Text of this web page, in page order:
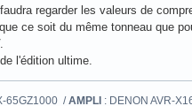
regarder les valeurs de
ce soit du même tonneau que
l'édition ultime.
65GZ1000 /AMPLI : DENON AVR-